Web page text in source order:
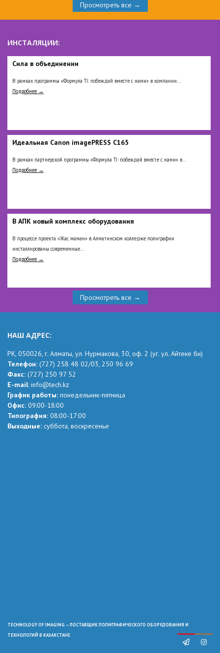
Просмотреть все →
ИНСТАЛЯЦИИ:
Сила в объединении
В рамках программы «Формула TI: побеждай вместе с нами» в компании...
Подробнее →
Идеальная Сanon imagePRESS C165
В рамках партнерской программы «Формула TI: побеждай вместе с нами» в...
Подробнее →
В АПК новый комплекс оборудования
В процессе проекта «Жас маман» в Алматинском колледже полиграфии
инсталлированы современные...
Подробнее →
Просмотреть все →
НАШ АДРЕС:
РК, 050026, г. Алматы, ул. Нурмакова, 30, оф. 2 (уг. ул. Айтеке би)
Телефон: (727) 258 48 02/03, 250 96 69
Факс: (727) 250 97 52
Е-mail: info@tech.kz
График работы: понедельник-пятница
Офис: 09:00-18:00
Типография: 08:00-17:00
Выходные: суббота, воскресенье
TECHNOLOGY OF IMAGING — ПОСТАВЩИК ПОЛИГРАФИЧЕСКОГО ОБОРУДОВАНИЯ И
ТЕХНОЛОГИЙ В КАЗАХСТАНЕ
 